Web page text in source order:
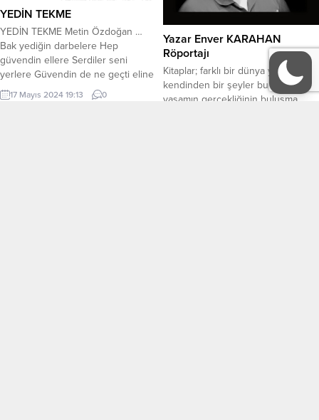
YEDİN TEKME
YEDİN TEKME Metin Özdoğan …
Bak yediğin darbelere Hep
güvendin ellere Serdiler seni
yerlere Güvendin de ne geçti eline
Her seferinde yedin tekme
Anlamadın mı güvenilmez ellere
17 Mayıs 2024 19:13 0
Yazar Enver KARAHAN
Röportajı
Kitaplar; farklı bir dünya yaratımı,
kendinden bir şeyler bulma ve
yaşamın gerçekliğinin buluşma